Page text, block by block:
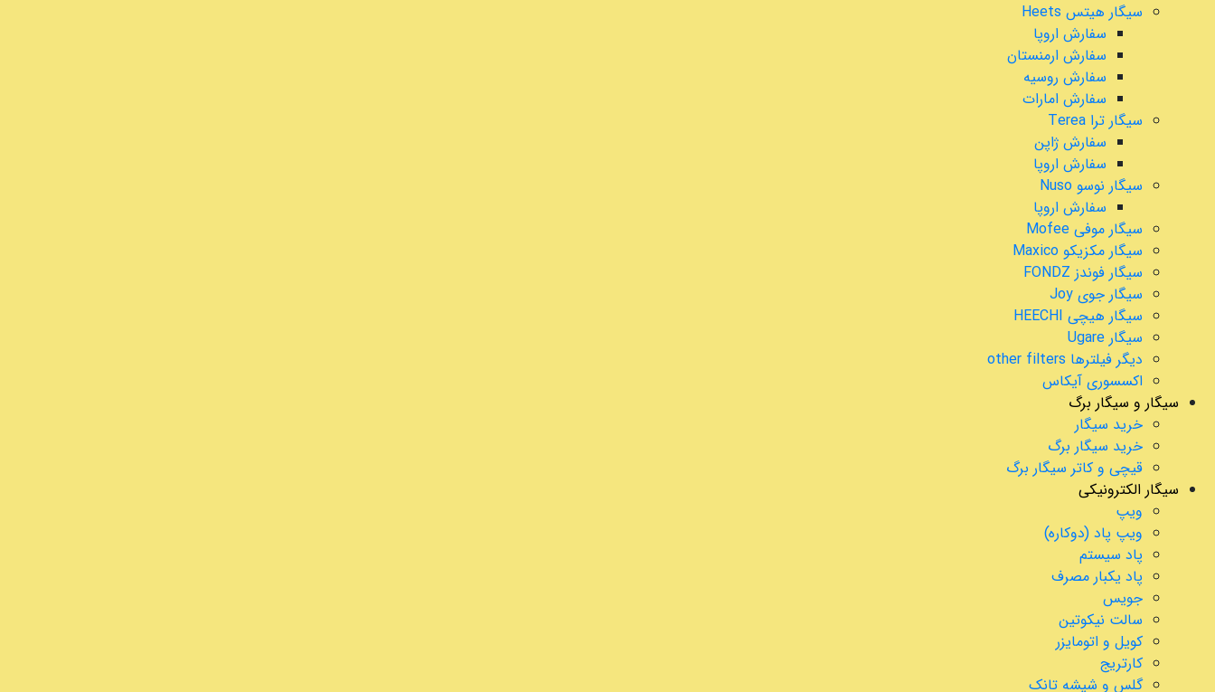
سیگار هیتس Heets
سفارش اروپا
سفارش ارمنستان
سفارش روسیه
سفارش امارات
سیگار ترا Terea
سفارش ژاپن
سفارش اروپا
سیگار نوسو Nuso
سفارش اروپا
سیگار موفی Mofee
سیگار مکزیکو Maxico
سیگار فوندز FONDZ
سیگار جوی Joy
سیگار هیچی HEECHI
سیگار Ugare
دیگر فیلترها other filters
اکسسوری آیکاس
سیگار و سیگار برگ
خرید سیگار
خرید سیگار برگ
قیچی و کاتر سیگار برگ
سیگار الکترونیکی
ویپ
ویپ پاد (دوکاره)
پاد سیستم
پاد یکبار مصرف
جویس
سالت نیکوتین
کویل و اتومایزر
کارتریج
گلس و شیشه تانک